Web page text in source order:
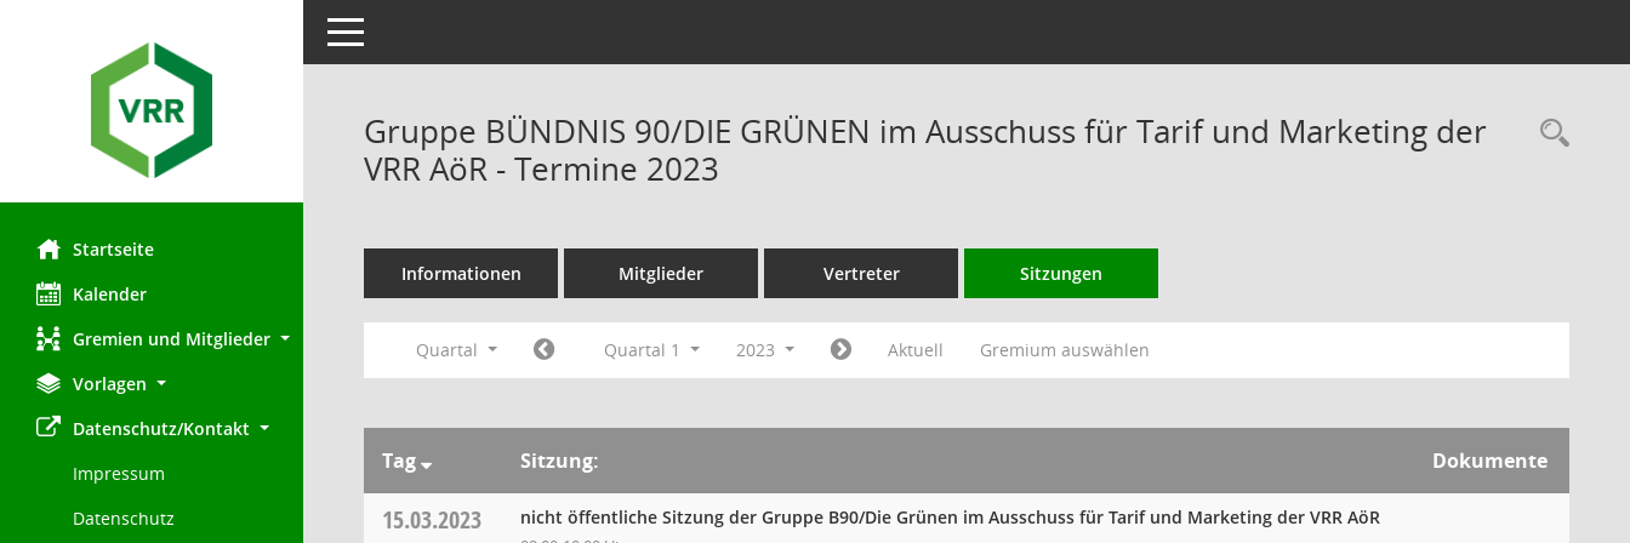
Startseite
Kalender
Gremien und Mitglieder
Vorlagen
Datenschutz/Kontakt
Impressum
Datenschutz
Toggle navigation
Gruppe BÜNDNIS 90/DIE GRÜNEN im Ausschuss für Tarif und Marketing der
VRR AöR - Termine 2023
Informationen Mitglieder Vertreter Sitzungen
Quartal Quartal 1 2023 Aktuell Gremium auswählen
Tag Sitzung: Dokumente
15.03.2023 nicht öffentliche Sitzung der Gruppe B90/Die Grünen im Ausschuss für Tarif und Marketing der VRR AöR